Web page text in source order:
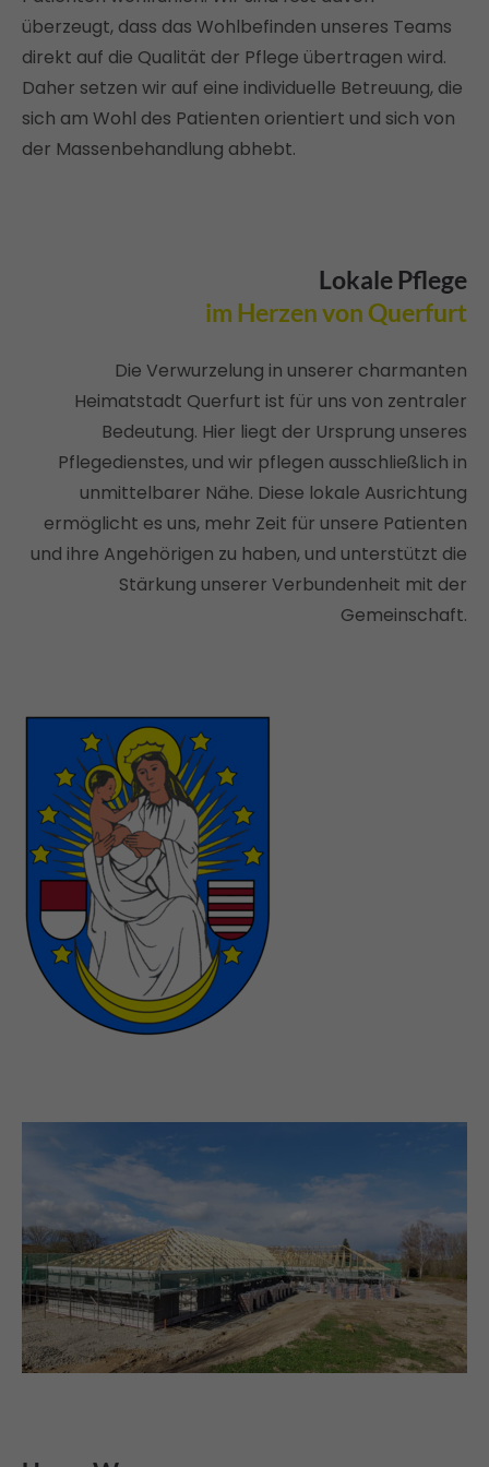
Drop us a line
info@yourdomain.com
About us
Lorem ipsum dolor sit amet, consectetuer
magnis dis parturient montes, nascetur
ridiculus mus. Donec quam felis, ultricies nec.
überzeugt, dass das Wohlbefinden unseres Teams
direkt auf die Qualität der Pflege übertragen wird.
Daher setzen wir auf eine individuelle Betreuung, die
sich am Wohl des Patienten orientiert und sich von
der Massenbehandlung abhebt.
Lokale Pflege
im Herzen von Querfurt
Die Verwurzelung in unserer charmanten
Heimatstadt Querfurt ist für uns von zentraler
Bedeutung. Hier liegt der Ursprung unseres
Pflegedienstes, und wir pflegen ausschließlich in
unmittelbarer Nähe. Diese lokale Ausrichtung
ermöglicht es uns, mehr Zeit für unsere Patienten
und ihre Angehörigen zu haben, und unterstützt die
Stärkung unserer Verbundenheit mit der
Gemeinschaft.